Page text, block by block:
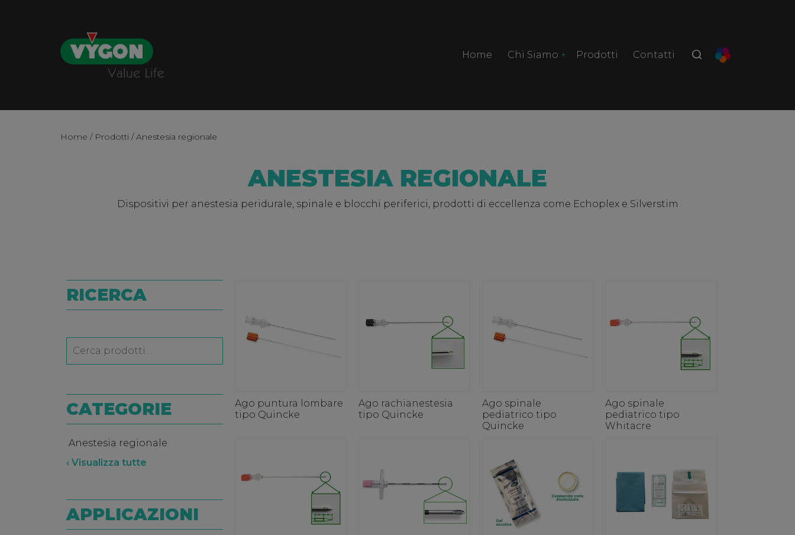
Home Chi Siamo Prodotti Contatti
Home / Prodotti / Anestesia regionale
ANESTESIA REGIONALE
Dispositivi per anestesia peridurale, spinale e blocchi periferici, prodotti di eccellenza come Echoplex e Silverstim
Ago puntura lombare
tipo Quincke
Ago rachianestesia
tipo Quincke
Ago spinale
pediatrico tipo
Quincke
Ago spinale
pediatrico tipo
Whitacre
RICERCA
CATEGORIE
Anestesia regionale
‹ Visualizza tutte
APPLICAZIONI